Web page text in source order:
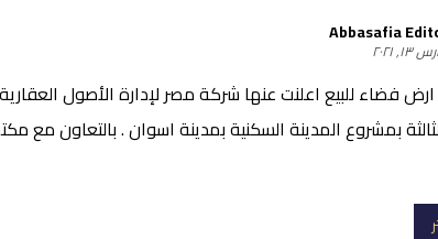
Abbasafia
٢٠٢١
فضاء للبيع اعلنت عنها شركة مصر لإدارة الأصول
بمشروع المدينة السكنية بمدينة اسوان . بالتعاون مع